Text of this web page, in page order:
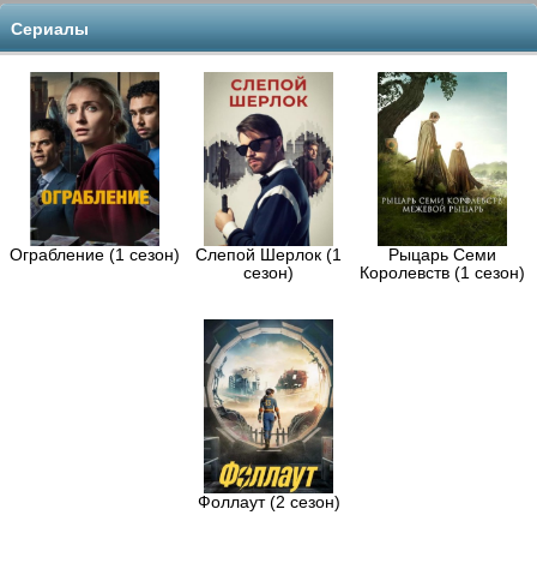
Сериалы
Ограбление (1 сезон)
Слепой Шерлок (1
сезон)
Рыцарь Семи
Королевств (1 сезон)
Фоллаут (2 сезон)